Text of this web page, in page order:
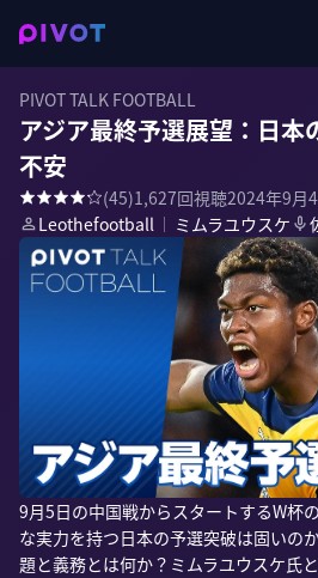
PIVOT TALK FOOTBALL
アジア最終予選展望：日本
不安
(45)1,627回視聴2024年9月
Leothefootball ｜ ミムラユウスケ
9月5日の中国戦からスタートするW杯
な実力を持つ日本の予選突破は固いの
題と義務とは何か？ミムラユウスケ氏